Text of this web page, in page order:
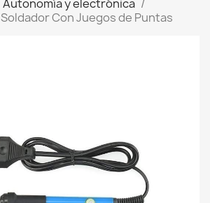
Autonomía y electrónica
Soldador Con Juegos de Puntas